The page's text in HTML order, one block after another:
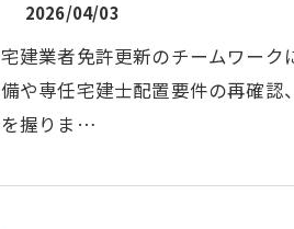
2026/04/03
宅建業者免許更新のチームワー
備や専任宅建士配置要件の再確
を握りま…